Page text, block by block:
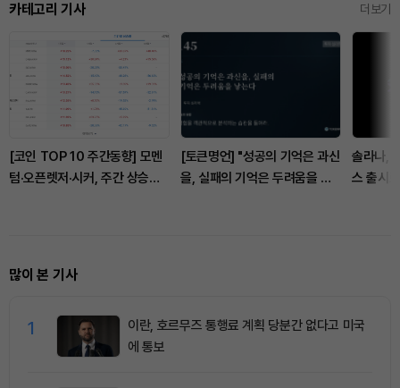
카테고리 기사 더보기
[코인 TOP 10 주간동향] 모멘
텀·오픈렛저·시커, 주간 상승률
[토큰명언] "성공의 기억은 과신
을, 실패의 기억은 두려움을 낳
솔라나,
스 출시
많이 본 기사
1
이란, 호르무즈 통행료 계획 당분간 없다고 미국
에 통보